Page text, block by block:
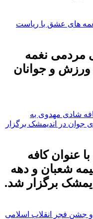
مردمی نغمه
و جوانان
عنوان کافه
شعبان و دهه
برگزار شد.